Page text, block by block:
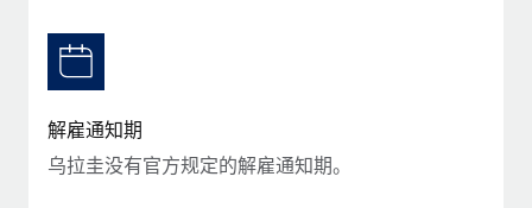
设备管理
实体设立
快速建立合规实体
Why owned entities are key to maintaining
EOR compliance
As the global workforce continues to expand in response
to the demands of today’s labor market, the...
解雇通知期
乌拉圭没有官方规定的解雇通知期。